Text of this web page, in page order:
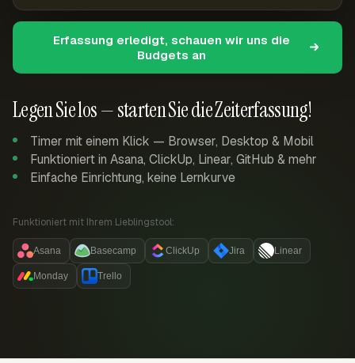
Legen Sie los — starten Sie die Zeiterfassung!
Timer mit einem Klick — Browser, Desktop & Mobil
Funktioniert in Asana, ClickUp, Linear, GitHub & mehr
Einfache Einrichtung, keine Lernkurve
Funktioniert mit Ihrem Lieblingstool:
Asana Basecamp ClickUp Jira Linear
Monday Trello
Erfassung erledigt, schauen wir uns die
Budgets an